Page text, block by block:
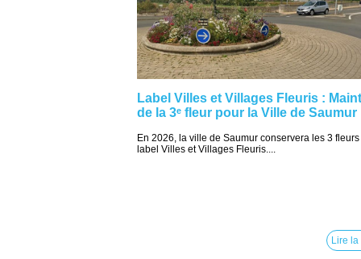
Label Villes et Villages Fleuris :
de la 3ᵉ fleur pour la Ville de Saumur
En 2026, la ville de Saumur conservera les 3
label Villes et Villages Fleuris....
Lire la